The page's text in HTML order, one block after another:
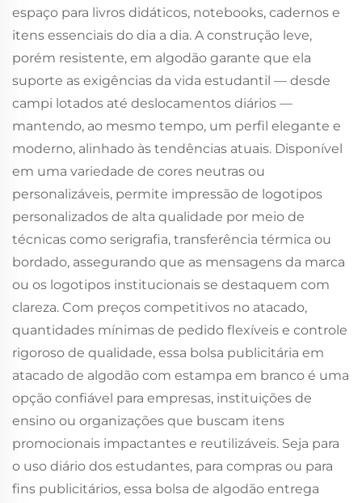
espaço para livros didáticos, notebooks, cadernos e
itens essenciais do dia a dia. A construção leve,
porém resistente, em algodão garante que ela
suporte as exigências da vida estudantil — desde
campi lotados até deslocamentos diários —
mantendo, ao mesmo tempo, um perfil elegante e
moderno, alinhado às tendências atuais. Disponível
em uma variedade de cores neutras ou
personalizáveis, permite impressão de logotipos
personalizados de alta qualidade por meio de
técnicas como serigrafia, transferência térmica ou
bordado, assegurando que as mensagens da marca
ou os logotipos institucionais se destaquem com
clareza. Com preços competitivos no atacado,
quantidades mínimas de pedido flexíveis e controle
rigoroso de qualidade, essa bolsa publicitária em
atacado de algodão com estampa em branco é uma
opção confiável para empresas, instituições de
ensino ou organizações que buscam itens
promocionais impactantes e reutilizáveis. Seja para
o uso diário dos estudantes, para compras ou para
fins publicitários, essa bolsa de algodão entrega